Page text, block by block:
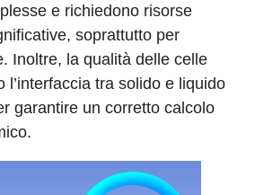
e richiedono risorse
soprattutto per
Inoltre, la qualità delle celle
l’interfaccia tra solido e liquido
garantire un corretto calcolo